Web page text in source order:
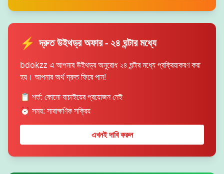
⚡ দ্রুত উইথড্র অফার - ২৪ ঘন্টার মধ্যে
bdokzz এ আপনার উইথড্র অনুরোধ ২৪ ঘন্টার মধ্যে প্রক্রিয়াকরণ করা
হয়। আপনার অর্থ দ্রুত ফিরে পান!
📋 শর্ত: কোনো যাচাইয়ের প্রয়োজন নেই
⏰ সময়: সারাক্ষণিক সক্রিয়
এখনই দাবি করুন